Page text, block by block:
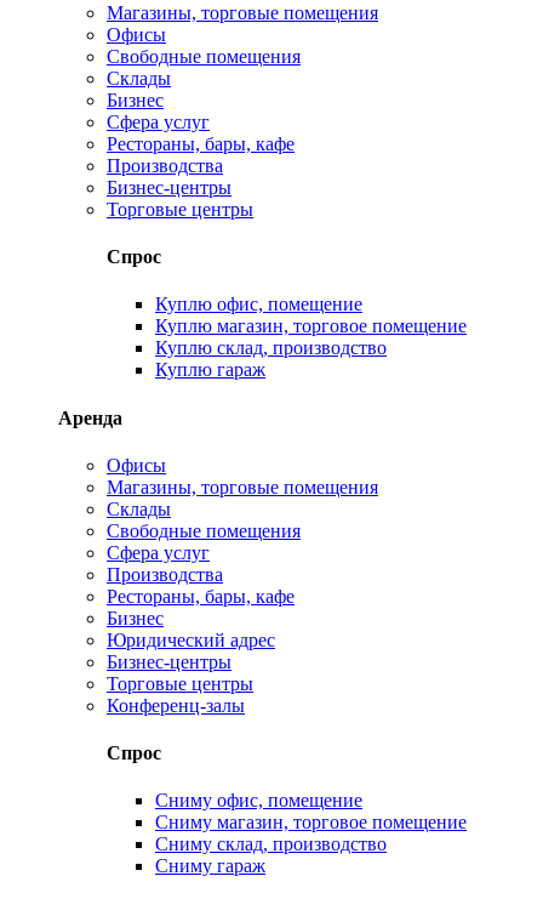
Магазины, торговые помещения
Офисы
Свободные помещения
Склады
Бизнес
Сфера услуг
Рестораны, бары, кафе
Производства
Бизнес-центры
Торговые центры
Спрос
Куплю офис, помещение
Куплю магазин, торговое помещение
Куплю склад, производство
Куплю гараж
Аренда
Офисы
Магазины, торговые помещения
Склады
Свободные помещения
Сфера услуг
Производства
Рестораны, бары, кафе
Бизнес
Юридический адрес
Бизнес-центры
Торговые центры
Конференц-залы
Спрос
Сниму офис, помещение
Сниму магазин, торговое помещение
Сниму склад, производство
Сниму гараж